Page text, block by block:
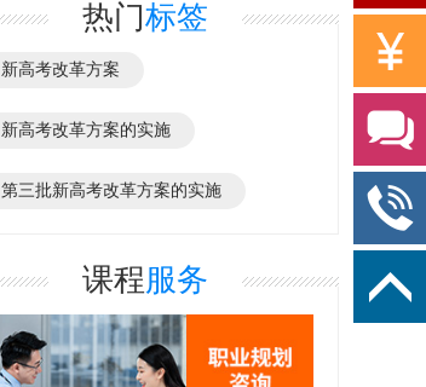
热门标签
新高考改革方案
新高考改革方案的实施
第三批新高考改革方案的实施
课程服务